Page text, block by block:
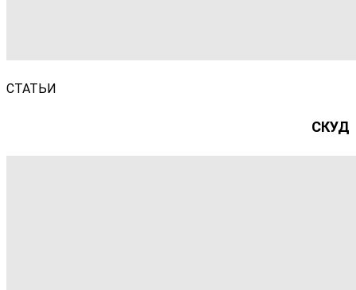
СТАТЬИ
СКУД